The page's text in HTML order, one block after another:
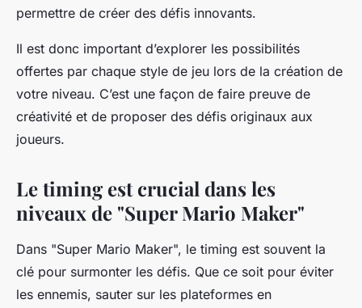
permettre de créer des défis innovants.
Il est donc important d’explorer les possibilités
offertes par chaque style de jeu lors de la création de
votre niveau. C’est une façon de faire preuve de
créativité et de proposer des défis originaux aux
joueurs.
Le timing est crucial dans les
niveaux de "Super Mario Maker"
Dans "Super Mario Maker", le timing est souvent la
clé pour surmonter les défis. Que ce soit pour éviter
les ennemis, sauter sur les plateformes en